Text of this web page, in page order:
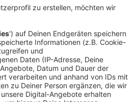
untersucht und auch mit
Alles deute daraufhin,
an dem Unglück beteiligt war.
Spuren eines weiteren Bootes.
strafrechtlichen
Die genaue Ursache des
nicht feststellen können,